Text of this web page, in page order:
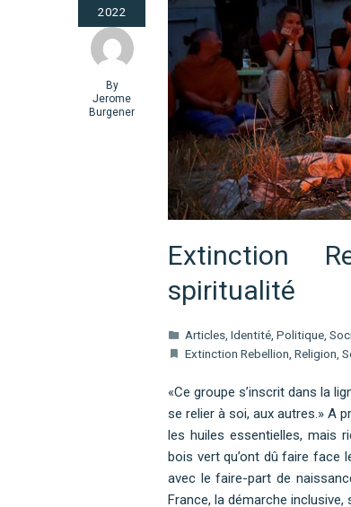
2022
By
Jerome
Burgener
Extinction
spiritualité
Articles Identité Politique
Extinction Rebellion Religion
«Ce groupe s’inscrit dans la
se relier à soi, aux autres.» A
les huiles essentielles, mais
bois vert qu’ont dû faire face
avec le faire-part de
France, la démarche